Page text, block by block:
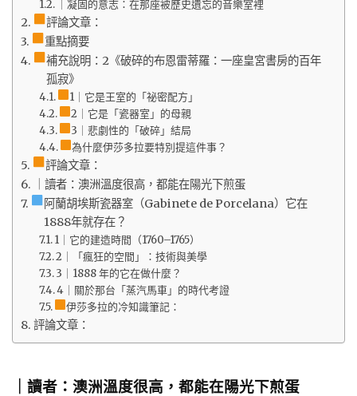
｜凝固的意志：在那座被歷史遺忘的音樂室裡
評論文章：
重點摘要
補充說明：2《破碎的布恩雷蒂羅：一座皇宮書房的百年
孤寂》
1｜它是王室的「祕密配方」
2｜它是「瓷器室」的母親
3｜悲劇性的「破碎」結局
為什麼伊莎多拉要特別提這件事？
評論文章：
｜讀者：澳洲溫度很高，都能在陽光下煎蛋
阿蘭胡埃斯瓷器室（Gabinete de Porcelana）它在
1888年就存在？
1｜它的建造時間（1760–1765）
2｜「瘋狂的空間」：技術與美學
3｜1888 年的它在做什麼？
4｜關於那台「蒸汽馬車」的時代考證
伊莎多拉的冷知識筆記：
評論文章：
｜讀者：澳洲溫度很高，都能在陽光下煎蛋